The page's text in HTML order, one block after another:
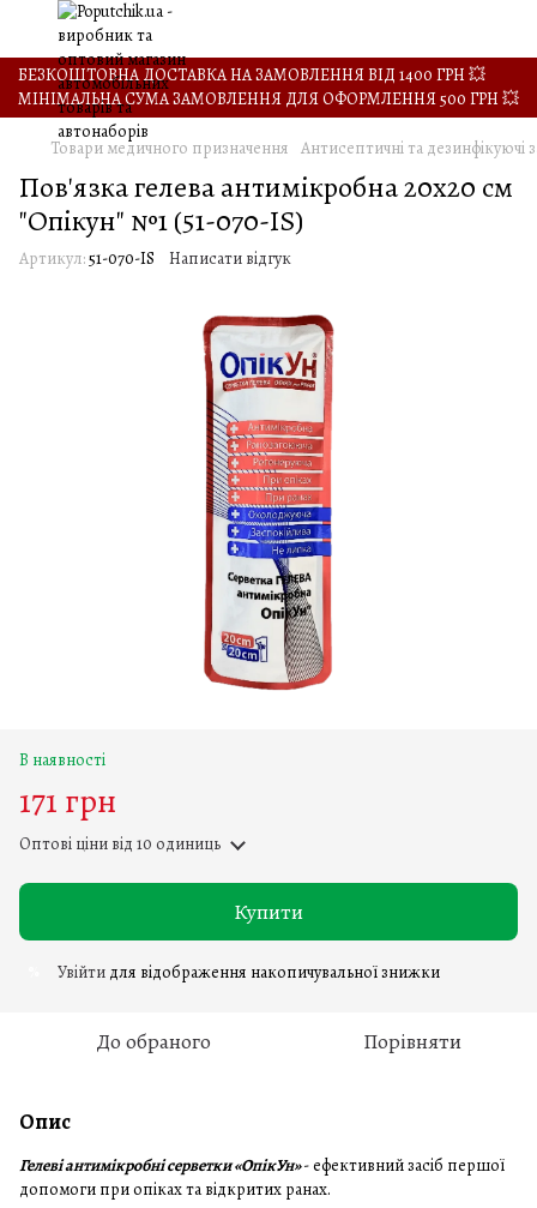
БЕЗКОШТОВНА ДОСТАВКА НА ЗАМОВЛЕННЯ ВІД 1400 ГРН 💥
МІНІМАЛЬНА СУМА ЗАМОВЛЕННЯ ДЛЯ ОФОРМЛЕННЯ 500 ГРН 💥
Товари медичного призначення Антисептичні та дезинфікуючі
Пов'язка гелева антимікробна 20х20 см
"Опікун" №1 (51-070-IS)
Артикул:51-070-IS Написати відгук
В наявності
171 грн
Оптові ціни від 10 одиниць
Купити
Увійти для відображення накопичувальної знижки
До обраного Порівняти
Опис
Гелеві антимікробні серветки «ОпікУн»- ефективний засіб першої
допомоги при опіках та відкритих ранах.